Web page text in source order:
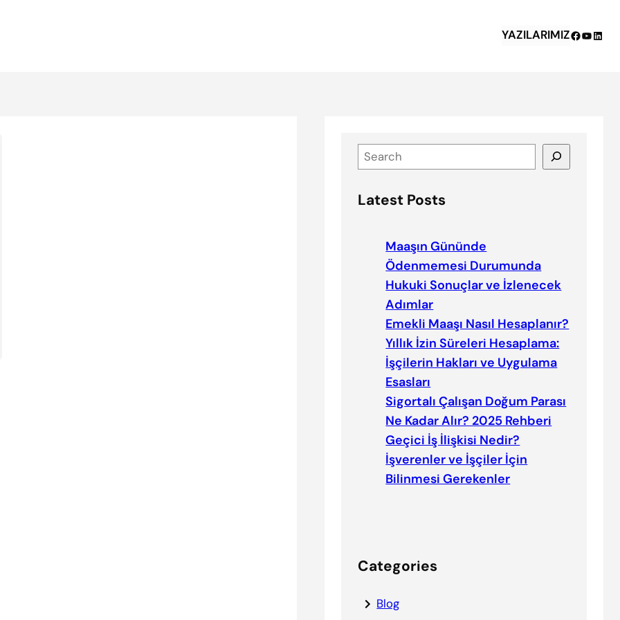
YAZILARIMIZFacebook
e
r
Latest Posts
Maaşın Gününde
Ödenmemesi Durumunda
Hukuki Sonuçlar ve İzlenecek
Adımlar
Emekli Maaşı Nasıl Hesaplanır?
Yıllık İzin Süreleri Hesaplama:
İşçilerin Hakları ve Uygulama
Esasları
Sigortalı Çalışan Doğum Parası
Ne Kadar Alır? 2025 Rehberi
Geçici İş İlişkisi Nedir?
İşverenler ve İşçiler İçin
Bilinmesi Gerekenler
Categories
Blog